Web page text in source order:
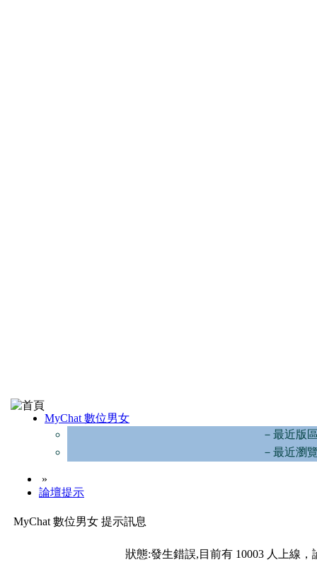
MyChat 數位男女
－最近版
－最近瀏
»
論壇提示
MyChat 數位男女 提示訊息
狀態:發生錯誤,目前有 10003 人上線